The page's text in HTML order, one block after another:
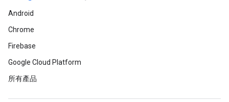
Android
Chrome
Firebase
Google Cloud Platform
所有產品